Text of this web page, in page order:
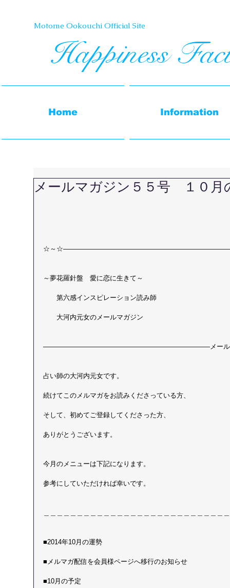
メールマガジン５５号 １０月
☆～
～夢花羅針盤　愛に恋に生きて～
第六感インスピレーション読み師
大河内元女のメールマガジン
―――――――――――――――――――――――――メールマ
占い師の大河内元女です。
続けてこのメルマガをお読みくださっている方、
そして、初めてご登録してくださった方、
ありがとうございます。
今月のメニューは下記になります。
参考にしていただければ幸いです。
■2014年10月の運勢
■メルマガ配信を会員様ページへ移行のお知らせ
■10月の予定
Home Information
Motome Ookouchi Official Site​
Happiness